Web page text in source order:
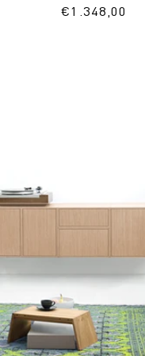
Normaler
€1.348,00